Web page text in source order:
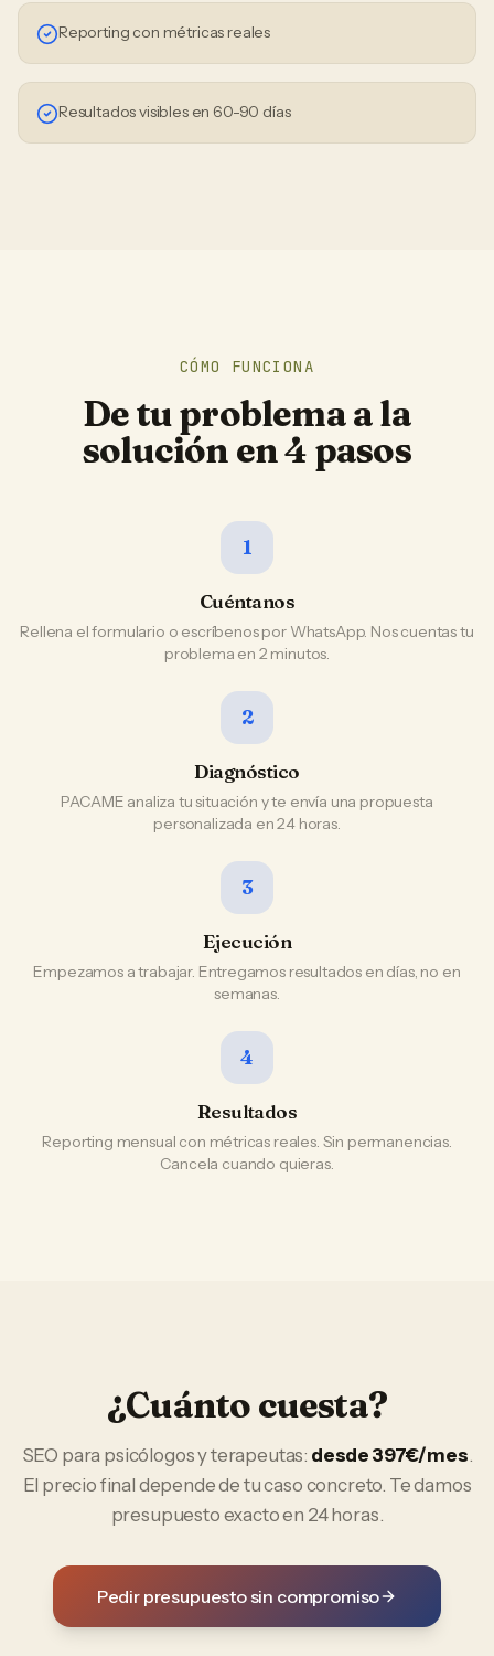
Reporting con métricas reales
Resultados visibles en 60-90 días
CÓMO FUNCIONA
De tu problema a la
solución en 4 pasos
1
Cuéntanos
Rellena el formulario o escríbenos por WhatsApp. Nos cuentas tu
problema en 2 minutos.
2
Diagnóstico
PACAME analiza tu situación y te envía una propuesta
personalizada en 24 horas.
3
Ejecución
Empezamos a trabajar. Entregamos resultados en días, no en
semanas.
4
Resultados
Reporting mensual con métricas reales. Sin permanencias.
Cancela cuando quieras.
¿Cuánto cuesta?
SEO para psicólogos y terapeutas: desde 397€/mes.
El precio final depende de tu caso concreto. Te damos
presupuesto exacto en 24 horas.
Pedir presupuesto sin compromiso